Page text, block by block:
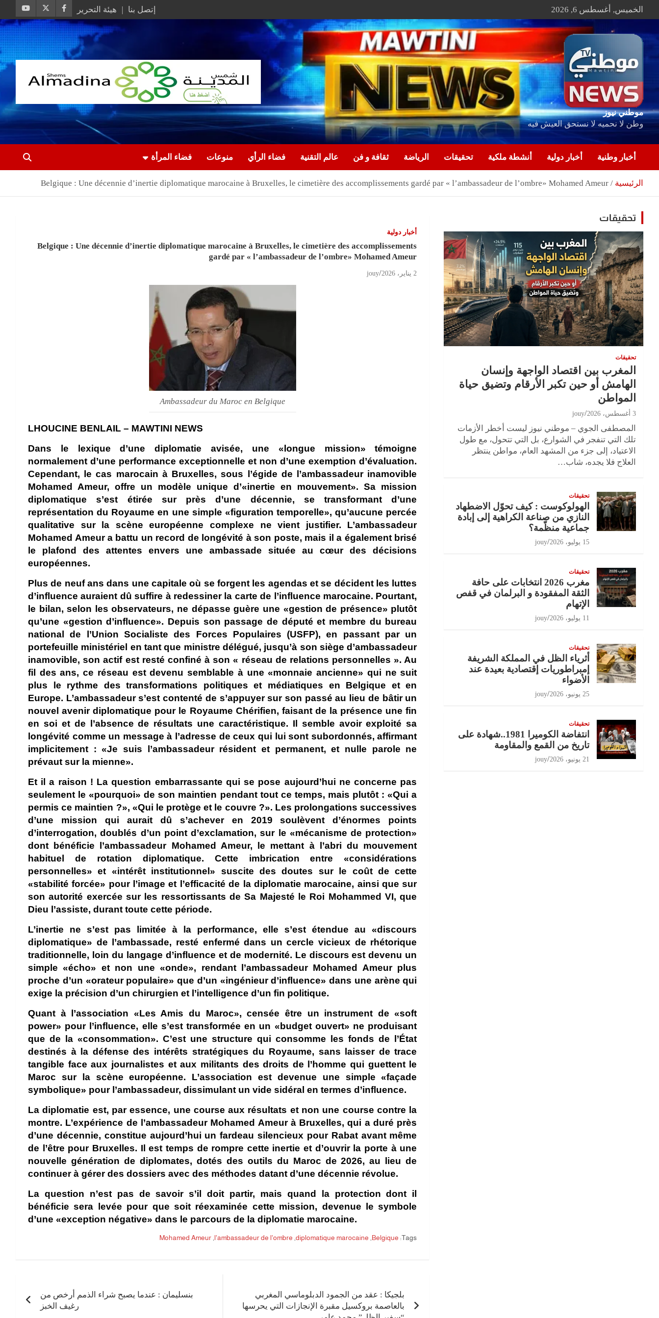
الخميس, أغسطس 6, 2026 إتصل بنا هيئة التحرير
موطني نيوز
وطن لا نحميه لا نستحق العيش فيه
أخبار وطنية أخبار دولية أنشطة ملكية تحقيقات الرياضة ثقافة و فن عالم التقنية فضاء الرأي منوعات فضاء المرأة
الرئيسية Belgique : Une décennie d’inertie diplomatique marocaine à Bruxelles, le cimetière des accomplissements gardé par « l’ambassadeur de l’ombre» Mohamed Ameur
أخبار دولية
Belgique : Une décennie d’inertie diplomatique marocaine à Bruxelles, le cimetière des accomplissements
gardé par « l’ambassadeur de l’ombre» Mohamed Ameur
2 يناير، 2026 jouy
Ambassadeur du Maroc en Belgique
LHOUCINE BENLAIL – MAWTINI NEWS
Dans le lexique d’une diplomatie avisée, une «longue mission» témoigne
normalement d’une performance exceptionnelle et non d’une exemption d’évaluation.
Cependant, le cas marocain à Bruxelles, sous l’égide de l’ambassadeur inamovible
Mohamed Ameur, offre un modèle unique d’«inertie en mouvement». Sa mission
diplomatique s’est étirée sur près d’une décennie, se transformant d’une
représentation du Royaume en une simple «figuration temporelle», qu’aucune percée
qualitative sur la scène européenne complexe ne vient justifier. L’ambassadeur
Mohamed Ameur a battu un record de longévité à son poste, mais il a également brisé
le plafond des attentes envers une ambassade située au cœur des décisions
européennes.
Plus de neuf ans dans une capitale où se forgent les agendas et se décident les luttes
d’influence auraient dû suffire à redessiner la carte de l’influence marocaine. Pourtant,
le bilan, selon les observateurs, ne dépasse guère une «gestion de présence» plutôt
qu’une «gestion d’influence». Depuis son passage de député et membre du bureau
national de l’Union Socialiste des Forces Populaires (USFP), en passant par un
portefeuille ministériel en tant que ministre délégué, jusqu’à son siège d’ambassadeur
inamovible, son actif est resté confiné à son « réseau de relations personnelles ». Au
fil des ans, ce réseau est devenu semblable à une «monnaie ancienne» qui ne suit
plus le rythme des transformations politiques et médiatiques en Belgique et en
Europe. L’ambassadeur s’est contenté de s’appuyer sur son passé au lieu de bâtir un
nouvel avenir diplomatique pour le Royaume Chérifien, faisant de la présence une fin
en soi et de l’absence de résultats une caractéristique. Il semble avoir exploité sa
longévité comme un message à l’adresse de ceux qui lui sont subordonnés, affirmant
implicitement : «Je suis l’ambassadeur résident et permanent, et nulle parole ne
prévaut sur la mienne».
Et il a raison ! La question embarrassante qui se pose aujourd’hui ne concerne pas
seulement le «pourquoi» de son maintien pendant tout ce temps, mais plutôt : «Qui a
permis ce maintien ?», «Qui le protège et le couvre ?». Les prolongations successives
d’une mission qui aurait dû s’achever en 2019 soulèvent d’énormes points
d’interrogation, doublés d’un point d’exclamation, sur le «mécanisme de protection»
dont bénéficie l’ambassadeur Mohamed Ameur, le mettant à l’abri du mouvement
habituel de rotation diplomatique. Cette imbrication entre «considérations
personnelles» et «intérêt institutionnel» suscite des doutes sur le coût de cette
«stabilité forcée» pour l’image et l’efficacité de la diplomatie marocaine, ainsi que sur
son autorité exercée sur les ressortissants de Sa Majesté le Roi Mohammed VI, que
Dieu l’assiste, durant toute cette période.
L’inertie ne s’est pas limitée à la performance, elle s’est étendue au «discours
diplomatique» de l’ambassade, resté enfermé dans un cercle vicieux de rhétorique
traditionnelle, loin du langage d’influence et de modernité. Le discours est devenu un
simple «écho» et non une «onde», rendant l’ambassadeur Mohamed Ameur plus
proche d’un «orateur populaire» que d’un «ingénieur d’influence» dans une arène qui
exige la précision d’un chirurgien et l’intelligence d’un fin politique.
Quant à l’association «Les Amis du Maroc», censée être un instrument de «soft
power» pour l’influence, elle s’est transformée en un «budget ouvert» ne produisant
que de la «consommation». C’est une structure qui consomme les fonds de l’État
destinés à la défense des intérêts stratégiques du Royaume, sans laisser de trace
tangible face aux journalistes et aux militants des droits de l’homme qui guettent le
Maroc sur la scène européenne. L’association est devenue une simple «façade
symbolique» pour l’ambassadeur, dissimulant un vide sidéral en termes d’influence.
La diplomatie est, par essence, une course aux résultats et non une course contre la
montre. L’expérience de l’ambassadeur Mohamed Ameur à Bruxelles, qui a duré près
d’une décennie, constitue aujourd’hui un fardeau silencieux pour Rabat avant même
de l’être pour Bruxelles. Il est temps de rompre cette inertie et d’ouvrir la porte à une
nouvelle génération de diplomates, dotés des outils du Maroc de 2026, au lieu de
continuer à gérer des dossiers avec des méthodes datant d’une décennie révolue.
La question n’est pas de savoir s’il doit partir, mais quand la protection dont il
bénéficie sera levée pour que soit réexaminée cette mission, devenue le symbole
d’une «exception négative» dans le parcours de la diplomatie marocaine.
Tags:
Belgique
diplomatique marocaine
,
l'ambassadeur de l'ombre
Mohamed Ameur
المقالات
بلجيكا : عقد من الجمود الدبلوماسي المغربي
بالعاصمة بروكسيل مقبرة الإنجازات التي يحرسها
بنسليمان : عندما يصبح شراء الذمم أرخص من
رغيف الخبز
تحقيقات
تحقيقات
المغرب بين اقتصاد الواجهة وإنسان
الهامش أو حين تكبر الأرقام وتضيق حياة
المواطن
3 أغسطس، 2026 jouy
المصطفى الجوي – موطني نيوز ليست أخطر الأزمات
تلك التي تنفجر في الشوارع، بل التي تتحول، مع طول
الاعتياد، إلى جزء من المشهد العام، مواطن ينتظر
العلاج فلا يجده، شاب…
تحقيقات
الهولوكوست : كيف تحوّل الاضطهاد
النازي من صناعة الكراهية إلى إبادة
جماعية منظّمة؟
15 يوليو، 2026 jouy
تحقيقات
مغرب 2026 انتخابات على حافة
الثقة المفقودة و البرلمان في قفص
الإتهام
11 يوليو، 2026 jouy
تحقيقات
أثرياء الظل في المملكة الشريفة
إمبراطوريات إقتصادية بعيدة عند
الأضواء
25 يونيو، 2026 jouy
تحقيقات
انتفاضة الكوميرا 1981..شهادة على
تاريخ من القمع والمقاومة
21 يونيو، 2026 jouy